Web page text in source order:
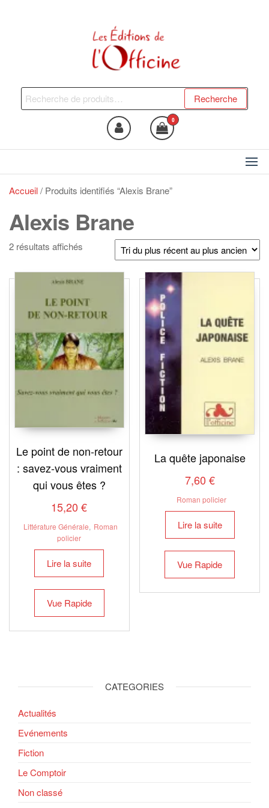
Les Editions de l'Officine
du bien !
Recherche
pour :
Recherche
0
Accueil/ Produits identifiés “Alexis Brane”
Alexis Brane
2 résultats affichés
plus
au
plus
ancien
Le point de non-retour
: savez-vous vraiment
qui vous êtes ?
15,20€
Littérature Générale, Roman
policier
Lire la suite
Vue Rapide
La quête japonaise
7,60 €
Roman policier
Lire la suite
Vue Rapide
CATEGORIES
Actualités
Evénements
Fiction
Le Comptoir
Non classé